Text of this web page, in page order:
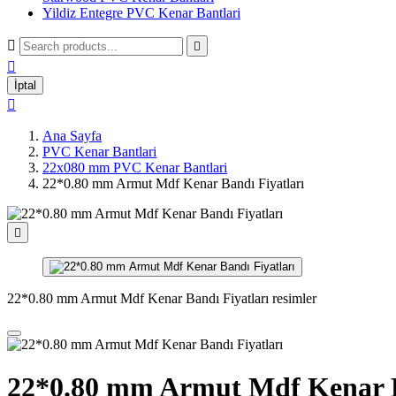
Yildiz Entegre PVC Kenar Bantlari
 

İptal

Ana Sayfa
PVC Kenar Bantlari
22x080 mm PVC Kenar Bantlari
22*0.80 mm Armut Mdf Kenar Bandı Fiyatları

22*0.80 mm Armut Mdf Kenar Bandı Fiyatları resimler
22*0.80 mm Armut Mdf Kenar